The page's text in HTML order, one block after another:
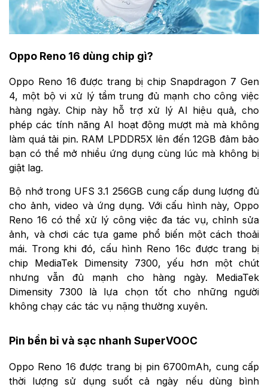
Oppo Reno 16 dùng chip gì?
Oppo Reno 16 được trang bị chip Snapdragon 7 Gen
4, một bộ vi xử lý tầm trung đủ mạnh cho công việc
hàng ngày. Chip này hỗ trợ xử lý AI hiệu quả, cho
phép các tính năng AI hoạt động mượt mà mà không
làm quá tải pin. RAM LPDDR5X lên đến 12GB đảm bảo
bạn có thể mở nhiều ứng dụng cùng lúc mà không bị
giật lag.
Bộ nhớ trong UFS 3.1 256GB cung cấp dung lượng đủ
cho ảnh, video và ứng dụng. Với cấu hình này, Oppo
Reno 16 có thể xử lý công việc đa tác vụ, chỉnh sửa
ảnh, và chơi các tựa game phổ biến một cách thoải
mái. Trong khi đó, cấu hình Reno 16c được trang bị
chip MediaTek Dimensity 7300, yếu hơn một chút
nhưng vẫn đủ mạnh cho hàng ngày. MediaTek
Dimensity 7300 là lựa chọn tốt cho những người
không chạy các tác vụ nặng thường xuyên.
Pin bền bỉ và sạc nhanh SuperVOOC
Oppo Reno 16 được trang bị pin 6700mAh, cung cấp
thời lượng sử dụng suốt cả ngày nếu dùng bình